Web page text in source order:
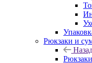
Рюкзаки и